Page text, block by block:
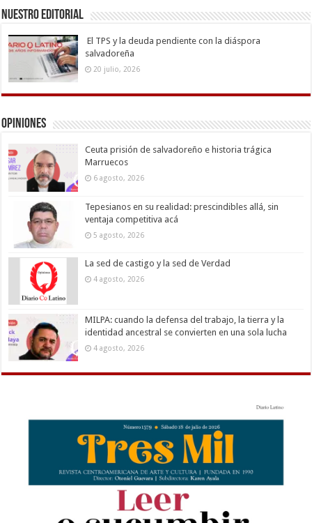
Nuestro Editorial
El TPS y la deuda pendiente con la diáspora
salvadoreña
20 julio, 2026
Opiniones
Ceuta prisión de salvadoreño e historia trágica
Marruecos
6 agosto, 2026
Tepesianos en su realidad: prescindibles allá, sin
ventaja competitiva acá
5 agosto, 2026
La sed de castigo y la sed de Verdad
4 agosto, 2026
MILPA: cuando la defensa del trabajo, la tierra y la
identidad ancestral se convierten en una sola lucha
4 agosto, 2026